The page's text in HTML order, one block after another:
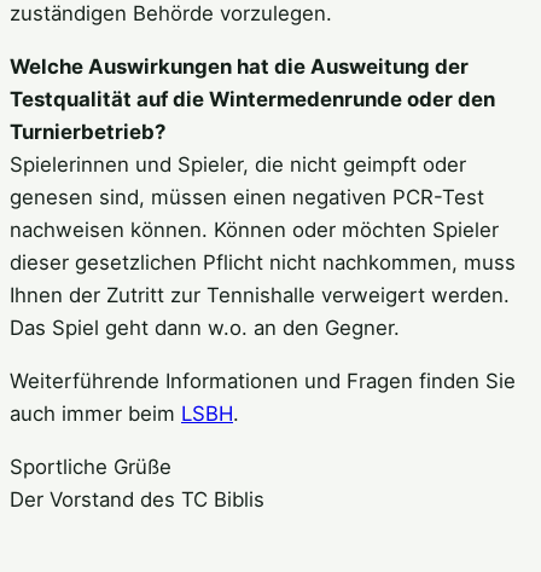
zuständigen Behörde vorzulegen.
Welche Auswirkungen hat die Ausweitung der
Testqualität auf die Wintermedenrunde oder den
Turnierbetrieb?
Spielerinnen und Spieler, die nicht geimpft oder
genesen sind, müssen einen negativen PCR-Test
nachweisen können. Können oder möchten Spieler
dieser gesetzlichen Pflicht nicht nachkommen, muss
Ihnen der Zutritt zur Tennishalle verweigert werden.
Das Spiel geht dann w.o. an den Gegner.
Weiterführende Informationen und Fragen finden Sie
auch immer beim LSBH.
Sportliche Grüße
Der Vorstand des TC Biblis